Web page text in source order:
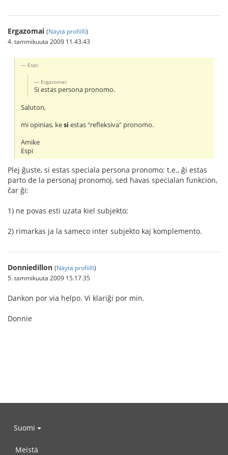
Ergazomai (Näytä profiilli)
4. tammikuuta 2009 11.43.43
Espi:
Ergazomai:
Si estas persona pronomo.
Saluton,
mi opinias, kesi estas "refleksiva" pronomo.
Amike
Espi
Plej ĝuste, si estas speciala persona pronomo: t.e., ĝi estas
parto de la personaj pronomoj, sed havas specialan funkcion,
ĉar ĝi:
1) ne povas esti uzata kiel subjekto;
2) rimarkas ja la sameco inter subjekto kaj komplemento.
Donniedillon (Näytä profiilli)
5. tammikuuta 2009 15.17.35
Dankon por via helpo. Vi klariĝi por min.
Donnie
Suomi
Meistä